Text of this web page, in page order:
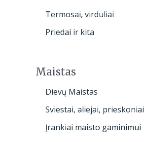
Termosai, virduliai
Priedai ir kita
Maistas
Dievų Maistas
Sviestai, aliejai, prieskoniai
Įrankiai maisto gaminimui